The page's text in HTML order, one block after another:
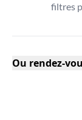
filtres
Ou rendez-